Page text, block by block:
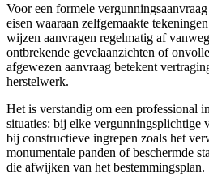
Voor een formele
eisen waaraan zelfgemaakte
wijzen aanvragen regelmatig af
ontbrekende gevelaanzichten of
afgewezen aanvraag betekent
herstelwerk.
Het is verstandig om een professional
situaties: bij elke
bij constructieve ingrepen zoals het
monumentale panden of beschermde
die afwijken van het bestemmingsplan.